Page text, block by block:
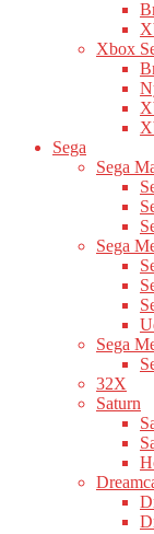
Xbox
Sega
Sega
Sega
Sega
32X
Saturn